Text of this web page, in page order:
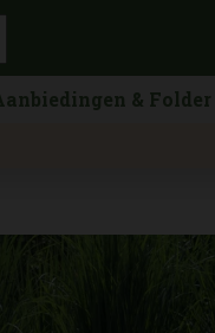
& Folder